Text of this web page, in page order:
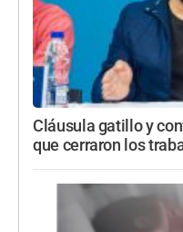
Cláusula gatillo y
que cerraron los